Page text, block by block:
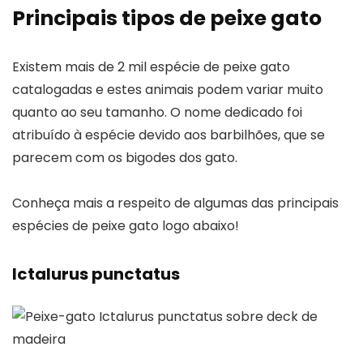
Principais tipos de peixe gato
Existem mais de 2 mil espécie de peixe gato
catalogadas e estes animais podem variar muito
quanto ao seu tamanho. O nome dedicado foi
atribuído à espécie devido aos barbilhões, que se
parecem com os bigodes dos gato.
Conheça mais a respeito de algumas das principais
espécies de peixe gato logo abaixo!
Ictalurus punctatus